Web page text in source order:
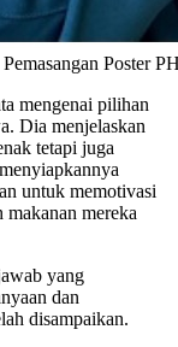
Pemasangan Poster
mengenai pilihan
Dia menjelaskan
tetapi juga
untuk memotivasi
mereka
yang
dan
disampaikan.